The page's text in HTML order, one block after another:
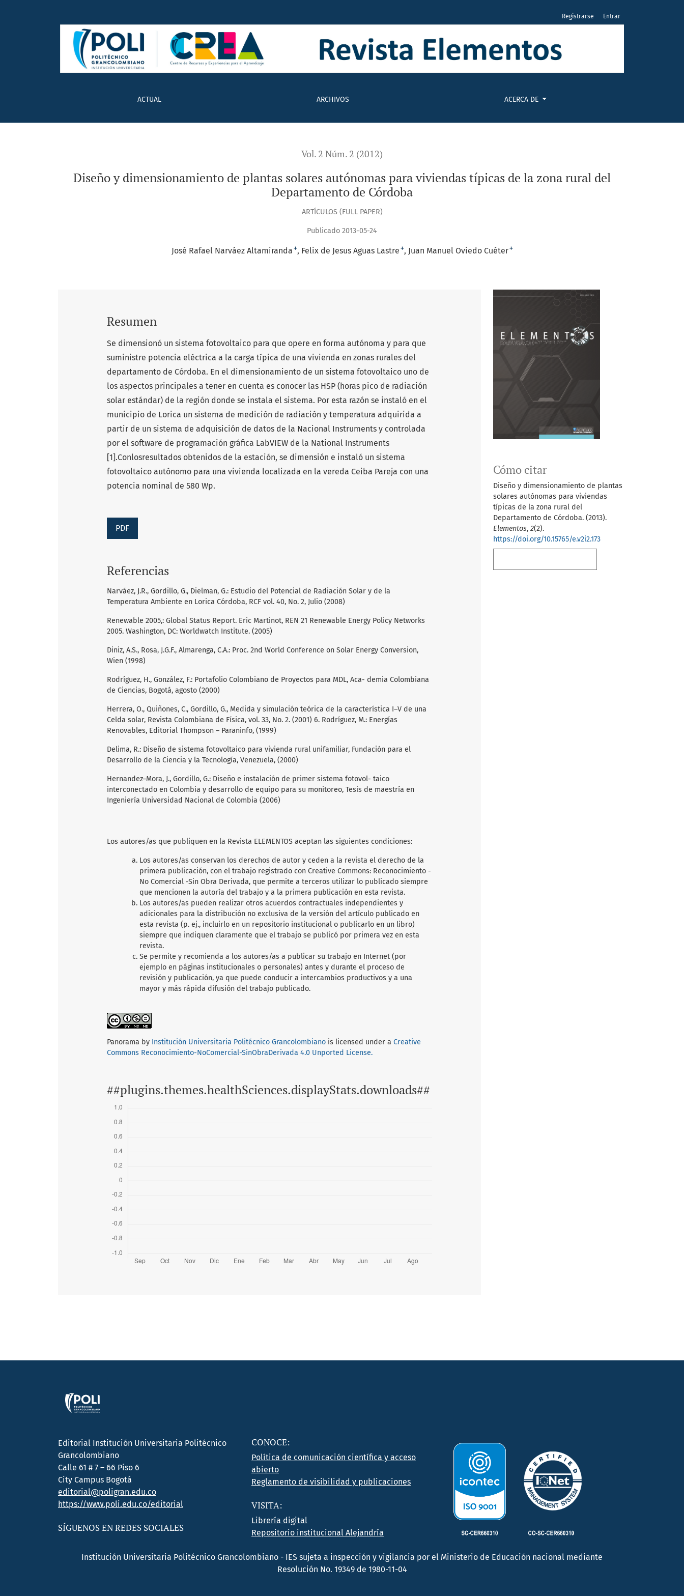
ACTUAL ARCHIVOS ACERCA DE
Registrarse Entrar
Vol. 2 Núm. 2 (2012)
Diseño y dimensionamiento de plantas solares autónomas para viviendas típicas de la zona rural del
Departamento de Córdoba
ARTÍCULOS (FULL PAPER)
Publicado 2013-05-24
José Rafael Narváez Altamiranda + Felix de Jesus Aguas Lastre + Juan Manuel Oviedo Cuéter+
Cómo citar
Diseño y dimensionamiento de plantas
solares autónomas para viviendas
típicas de la zona rural del
Departamento de Córdoba. (2013).
Elementos, 2(2).
https://doi.org/10.15765/e.v2i2.173
Resumen
Se dimensionó un sistema fotovoltaico para que opere en forma autónoma y para que
suministre potencia eléctrica a la carga típica de una vivienda en zonas rurales del
departamento de Córdoba. En el dimensionamiento de un sistema fotovoltaico uno de
los aspectos principales a tener en cuenta es conocer las HSP (horas pico de radiación
solar estándar) de la región donde se instala el sistema. Por esta razón se instaló en el
municipio de Lorica un sistema de medición de radiación y temperatura adquirida a
partir de un sistema de adquisición de datos de la Nacional Instruments y controlada
por el software de programación gráﬁca LabVIEW de la National Instruments
[1].Conlosresultados obtenidos de la estación, se dimensión e instaló un sistema
fotovoltaico autónomo para una vivienda localizada en la vereda Ceiba Pareja con una
potencia nominal de 580 Wp.
PDF
Referencias
Narváez, J.R., Gordillo, G., Dielman, G.: Estudio del Potencial de Radiación Solar y de la
Temperatura Ambiente en Lorica Córdoba, RCF vol. 40, No. 2, Julio (2008)
Renewable 2005,: Global Status Report. Eric Martinot, REN 21 Renewable Energy Policy Networks
2005. Washington, DC: Worldwatch Institute. (2005)
Diniz, A.S., Rosa, J.G.F., Almarenga, C.A.: Proc. 2nd World Conference on Solar Energy Conversion,
Wien (1998)
Rodríguez, H., González, F.: Portafolio Colombiano de Proyectos para MDL, Aca- demia Colombiana
de Ciencias, Bogotá, agosto (2000)
Herrera, O., Quiñones, C., Gordillo, G., Medida y simulación teórica de la característica I–V de una
Celda solar, Revista Colombiana de Física, vol. 33, No. 2. (2001) 6. Rodríguez, M.: Energías
Renovables, Editorial Thompson – Paraninfo, (1999)
Delima, R.: Diseño de sistema fotovoltaico para vivienda rural unifamiliar, Fundación para el
Desarrollo de la Ciencia y la Tecnología, Venezuela, (2000)
Hernandez–Mora, J., Gordillo, G.: Diseño e instalación de primer sistema fotovol- taico
interconectado en Colombia y desarrollo de equipo para su monitoreo, Tesis de maestría en
Ingeniería Universidad Nacional de Colombia (2006)
Los autores/as que publiquen en la Revista ELEMENTOS aceptan las siguientes condiciones:
Los autores/as conservan los derechos de autor y ceden a la revista el derecho de la
primera publicación, con el trabajo registrado con Creative Commons: Reconocimiento -
No Comercial -Sin Obra Derivada, que permite a terceros utilizar lo publicado siempre
que mencionen la autoría del trabajo y a la primera publicación en esta revista.
Los autores/as pueden realizar otros acuerdos contractuales independientes y
adicionales para la distribución no exclusiva de la versión del artículo publicado en
esta revista (p. ej., incluirlo en un repositorio institucional o publicarlo en un libro)
siempre que indiquen claramente que el trabajo se publicó por primera vez en esta
revista.
Se permite y recomienda a los autores/as a publicar su trabajo en Internet (por
ejemplo en páginas institucionales o personales) antes y durante el proceso de
revisión y publicación, ya que puede conducir a intercambios productivos y a una
mayor y más rápida difusión del trabajo publicado.
Panorama by Institución Universitaria Politécnico Grancolombiano is licensed under a Creative
Commons Reconocimiento-NoComercial-SinObraDerivada 4.0 Unported License.
##plugins.themes.healthSciences.displayStats.downloads##
Editorial Institución Universitaria Politécnico
Grancolombiano
Calle 61 # 7 – 66 Piso 6
City Campus Bogotá
editorial@poligran.edu.co
https://www.poli.edu.co/editorial
SÍGUENOS EN REDES SOCIALES
CONOCE:
Política de comunicación científica y acceso
abierto
Reglamento de visibilidad y publicaciones
VISITA:
Librería digital
Repositorio institucional Alejandría
Institución Universitaria Politécnico Grancolombiano - IES sujeta a inspección y vigilancia por el Ministerio de Educación nacional mediante
Resolución No. 19349 de 1980-11-04